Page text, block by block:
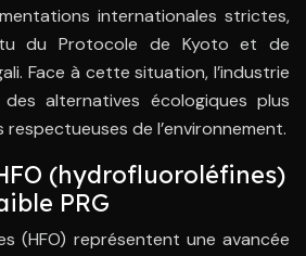
internationales strictes,
du Protocole de Kyoto et de
Face à cette situation, l’industrie
alternatives écologiques plus
de l’environnement.
(hydrofluoroléfines)
PRG
(HFO) représentent une avancée